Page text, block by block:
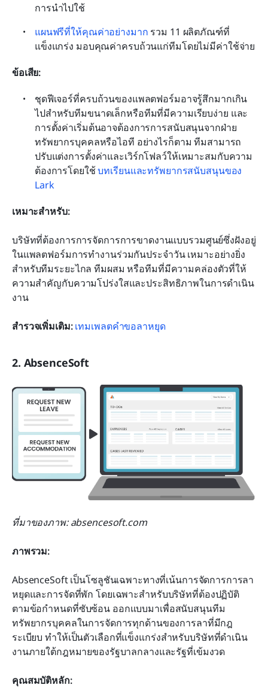
การนำไปใช้
แผนฟรีที่ให้คุณค่าอย่างมาก รวม 11 ผลิตภัณฑ์ที่
แข็งแกร่ง มอบคุณค่าครบถ้วนแก่ทีมโดยไม่มีค่าใช้จ่าย
ข้อเสีย:
ชุดฟีเจอร์ที่ครบถ้วนของแพลตฟอร์มอาจรู้สึกมากเกิน
ไปสำหรับทีมขนาดเล็กหรือทีมที่มีความเรียบง่าย และ
การตั้งค่าเริ่มต้นอาจต้องการการสนับสนุนจากฝ่าย
ทรัพยากรบุคคลหรือไอที อย่างไรก็ตาม ทีมสามารถ
ปรับแต่งการตั้งค่าและเวิร์กโฟลว์ให้เหมาะสมกับความ
ต้องการโดยใช้ บทเรียนและทรัพยากรสนับสนุนของ
Lark
เหมาะสำหรับ:
บริษัทที่ต้องการการจัดการการขาดงานแบบรวมศูนย์ซึ่งฝังอยู่
ในแพลตฟอร์มการทำงานร่วมกันประจำวัน เหมาะอย่างยิ่ง
สำหรับทีมระยะไกล ทีมผสม หรือทีมที่มีความคล่องตัวที่ให้
ความสำคัญกับความโปร่งใสและประสิทธิภาพในการดำเนิน
งาน
สำรวจเพิ่มเติม: เทมเพลตคำขอลาหยุด
2. AbsenceSoft
ที่มาของภาพ: absencesoft.com
ภาพรวม:
AbsenceSoft เป็นโซลูชันเฉพาะทางที่เน้นการจัดการการลา
หยุดและการจัดที่พัก โดยเฉพาะสำหรับบริษัทที่ต้องปฏิบัติ
ตามข้อกำหนดที่ซับซ้อน ออกแบบมาเพื่อสนับสนุนทีม
ทรัพยากรบุคคลในการจัดการทุกด้านของการลาที่มีกฎ
ระเบียบ ทำให้เป็นตัวเลือกที่แข็งแกร่งสำหรับบริษัทที่ดำเนิน
งานภายใต้กฎหมายของรัฐบาลกลางและรัฐที่เข้มงวด
คุณสมบัติหลัก: